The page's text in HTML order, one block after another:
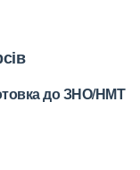
до ЗНО/НМТ